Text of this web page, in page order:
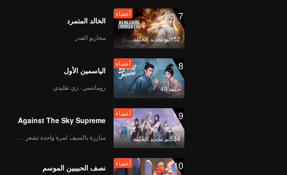
أعضاء موزا تشيكو | الحلقة 09B
أعضاء موزا تشيكو | الحلقة 10A
أعضاء
أعضاء موزا تشيكو | الحلقة 11A
7
152تم تجديد الحلقة
أعضاء
الخالد المتمرد
محاربو القدر
8
حلقة 40
أعضاء
الياسمين الأول
رومانسي · زي تقليدي
9
534تم تجديد الحلقة
أعضاء
Against The Sky Supreme
10 أعضاء
نصف الحبيبين الموسم